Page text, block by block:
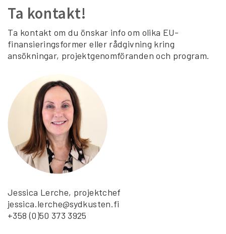
Ta kontakt!
Ta kontakt om du önskar info om olika EU-
finansieringsformer eller rådgivning kring
ansökningar, projektgenomföranden och program.
Jessica Lerche, projektchef
jessica.lerche@sydkusten.fi
+358 (0)50 373 3925